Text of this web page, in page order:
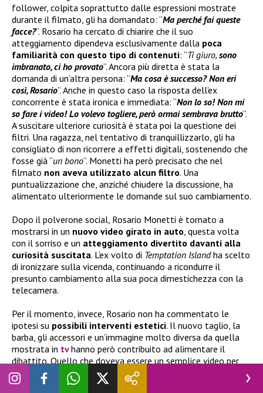
follower, colpita soprattutto dalle espressioni mostrate
durante il filmato, gli ha domandato: “Ma perché fai queste
facce?”. Rosario ha cercato di chiarire che il suo
atteggiamento dipendeva esclusivamente dalla poca
familiarità con questo tipo di contenuti: “Ti giuro, sono
imbranato, ci ho provato”. Ancora più diretta è stata la
domanda di un’altra persona: “Ma cosa è successo? Non eri
così, Rosario”. Anche in questo caso la risposta dell’ex
concorrente è stata ironica e immediata: “Non lo so! Non mi
so fare i video! Lo volevo togliere, però ormai sembrava brutto”.
A suscitare ulteriore curiosità è stata poi la questione dei
filtri. Una ragazza, nel tentativo di tranquillizzarlo, gli ha
consigliato di non ricorrere a effetti digitali, sostenendo che
fosse già “un bono”. Monetti ha però precisato che nel
filmato non aveva utilizzato alcun filtro. Una
puntualizzazione che, anziché chiudere la discussione, ha
alimentato ulteriormente le domande sul suo cambiamento.
Dopo il polverone social, Rosario Monetti è tornato a
mostrarsi in un nuovo video girato in auto, questa volta
con il sorriso e un atteggiamento divertito davanti alla
curiosità suscitata. L’ex volto di Temptation Islandha scelto
di ironizzare sulla vicenda, continuando a ricondurre il
presunto cambiamento alla sua poca dimestichezza con la
telecamera.
Per il momento, invece, Rosario non ha commentato le
ipotesi su possibili interventi estetici. Il nuovo taglio, la
barba, gli accessori e un’immagine molto diversa da quella
mostrata in tvhanno però contribuito ad alimentare il
dibattito. Quello che doveva essere un semplice video per
indicare il suo vero profilo TikTok si è così trasformato in un
vero e proprio caso sui social.